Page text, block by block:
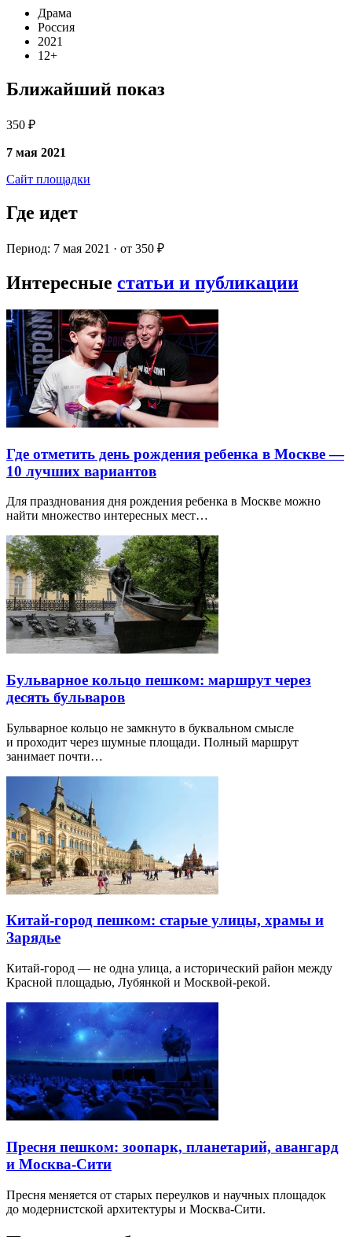
Драма
Россия
2021
12+
Ближайший показ
350 ₽
7 мая 2021
Сайт площадки
Где идет
Период: 7 мая 2021 · от 350 ₽
Интересные статьи и публикации
Где отметить день рождения ребенка в Москве —
10 лучших вариантов
Для празднования дня рождения ребенка в Москве можно
найти множество интересных мест…
Бульварное кольцо пешком: маршрут через
десять бульваров
Бульварное кольцо не замкнуто в буквальном смысле
и проходит через шумные площади. Полный маршрут
занимает почти…
Китай-город пешком: старые улицы, храмы и
Зарядье
Китай-город — не одна улица, а исторический район между
Красной площадью, Лубянкой и Москвой-рекой.
Пресня пешком: зоопарк, планетарий, авангард
и Москва-Сити
Пресня меняется от старых переулков и научных площадок
до модернистской архитектуры и Москва-Сити.